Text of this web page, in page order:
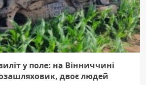
у поле: на Вінниччині
двоє людей